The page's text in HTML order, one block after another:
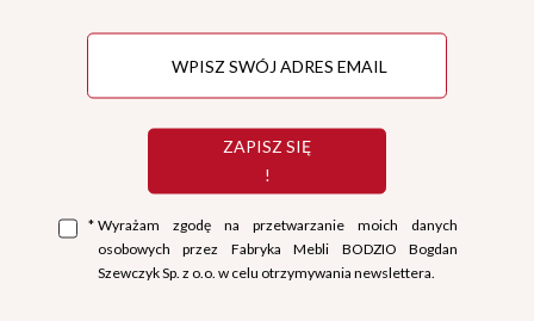
ZAPISZ SIĘ
!
* Wyrażam zgodę na przetwarzanie moich danych
osobowych przez Fabryka Mebli BODZIO Bogdan
Szewczyk Sp. z o.o. w celu otrzymywania newslettera.